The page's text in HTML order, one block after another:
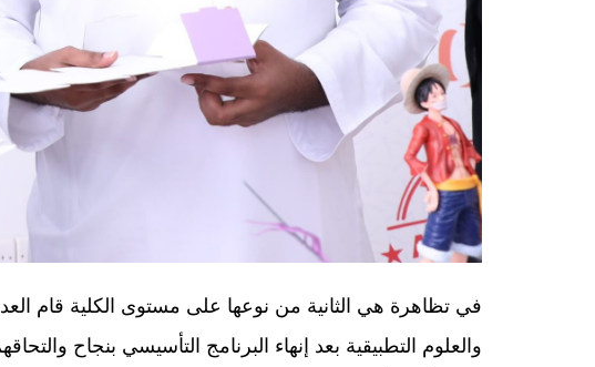
والعلوم التطبيقية بعد إنهاء البرنامج التأسيسي بنجاح